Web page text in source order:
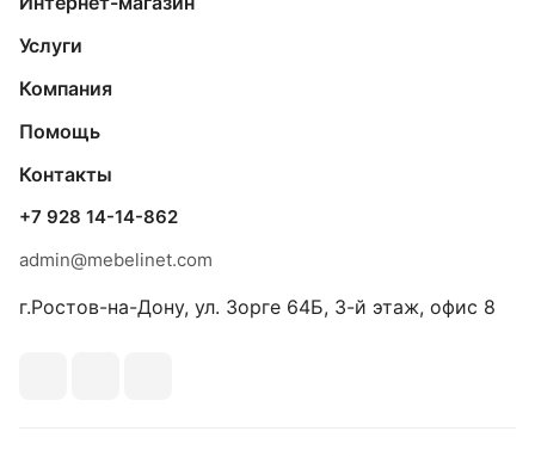
Услуги
Компания
Помощь
Контакты
+7 928 14-14-862
admin@mebelinet.com
г.Ростов-на-Дону, ул. Зорге 64Б, 3-й этаж, офис 8